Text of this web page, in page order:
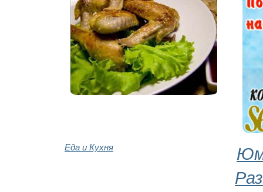
Еда и Кухня